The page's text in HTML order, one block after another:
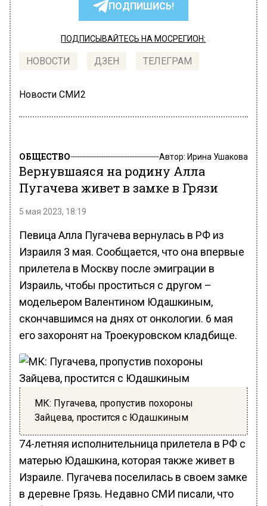
ПОДПИШИСЬ!
ПОДПИСЫВАЙТЕСЬ НА МОСРЕГИОН:
НОВОСТИ ДЗЕН ТЕЛЕГРАМ
Новости СМИ2
ОБЩЕСТВО Автор: Ирина Ушакова
Вернувшаяся на родину Алла
Пугачева живет в замке в Грязи
5 мая 2023, 18:19
Певица Алла Пугачева вернулась в РФ из
Израиля 3 мая. Сообщается, что она впервые
прилетела в Москву после эмиграции в
Израиль, чтобы проститься с другом –
модельером Валентином Юдашкиным,
скончавшимся на днях от онкологии. 6 мая
его захоронят на Троекуровском кладбище.
МК: Пугачева, пропустив похороны
Зайцева, простится с Юдашкиным
74-летняя исполнительница прилетела в РФ с
матерью Юдашкина, которая также живет в
Израиле. Пугачева поселилась в своем замке
в деревне Грязь. Недавно СМИ писали, что